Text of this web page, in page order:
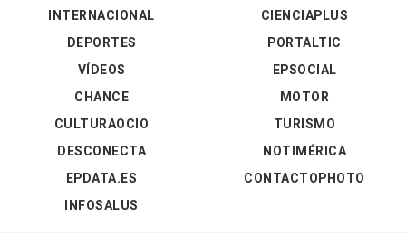
INTERNACIONAL
DEPORTES
VÍDEOS
CIENCIAPLUS
PORTALTIC
EPSOCIAL
CHANCE
CULTURAOCIO
DESCONECTA
EPDATA.ES
INFOSALUS
MOTOR
TURISMO
NOTIMÉRICA
CONTACTOPHOTO